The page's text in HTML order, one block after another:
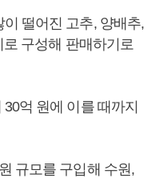
떨어진 고추, 양배추,
구성해 판매하기로
억 원에 이를 때까지
규모를 구입해 수원,